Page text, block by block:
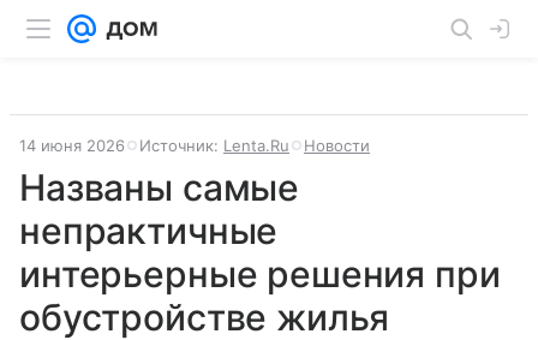
14 июня 2026 Источник: Lenta.Ru Новости
Названы самые
непрактичные
интерьерные решения при
обустройстве жилья